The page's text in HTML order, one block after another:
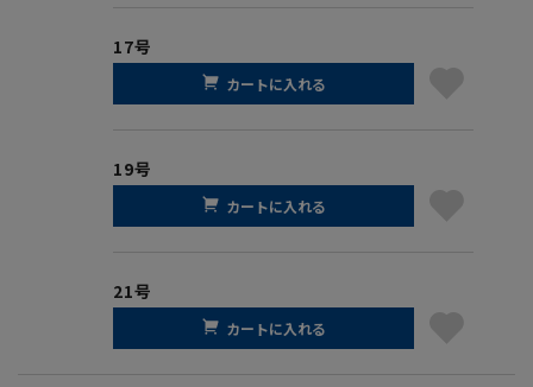
17号
カートに入れる
19号
カートに入れる
21号
カートに入れる